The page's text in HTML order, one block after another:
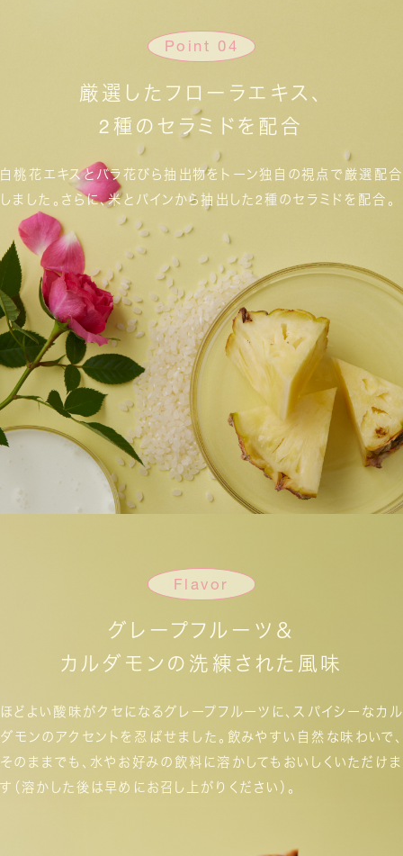
Point 04
厳選したフローラエキス、
2種のセラミドを配合
白桃花エキスとバラ花びら抽出物を トーン独自の視点で厳選配合
しました。 さらに、米とパインから抽出した2種のセラミドを配合。
Flavor
グレープフルーツ＆
カルダモンの洗練された風味
ほどよい酸味がクセになるグレープフルーツに、スパイシーなカル
ダモンのアクセントを忍ばせました。 飲みやすい自然な味わいで、
そのままでも、 水やお好みの飲料に溶かしてもおいしくいただけま
す （溶かした後は早めにお召し上がりください）。